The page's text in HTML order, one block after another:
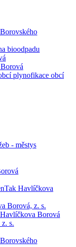
bioodpadu
plynofikace obcí
- městys
Havlíčkova
Borová, z. s.
Borová
s.